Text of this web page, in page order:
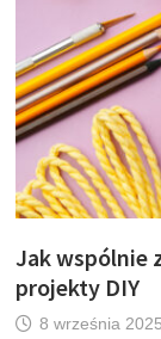
Jak wspólnie
projekty DIY
8 września 2025